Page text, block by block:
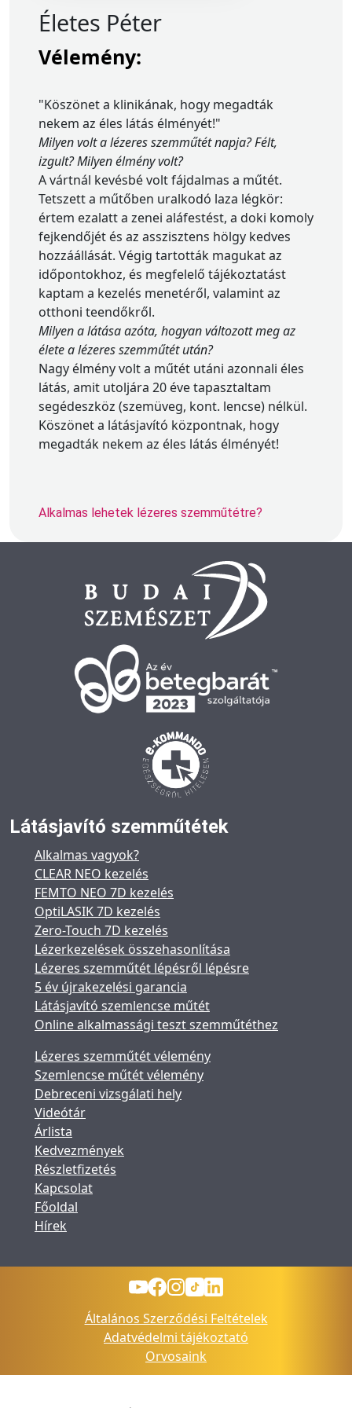
Életes Péter
Vélemény:
"Köszönet a klinikának, hogy megadták
nekem az éles látás élményét!"
Milyen volt a lézeres szemműtét napja? Félt,
izgult? Milyen élmény volt?
A vártnál kevésbé volt fájdalmas a műtét.
Tetszett a műtőben uralkodó laza légkör:
értem ezalatt a zenei aláfestést, a doki komoly
fejkendőjét és az asszisztens hölgy kedves
hozzáállását. Végig tartották magukat az
időpontokhoz, és megfelelő tájékoztatást
kaptam a kezelés menetéről, valamint az
otthoni teendőkről.
Milyen a látása azóta, hogyan változott meg az
élete a lézeres szemműtét után?
Nagy élmény volt a műtét utáni azonnali éles
látás, amit utoljára 20 éve tapasztaltam
segédeszköz (szemüveg, kont. lencse) nélkül.
Köszönet a látásjavító központnak, hogy
megadták nekem az éles látás élményét!
Alkalmas lehetek lézeres szemműtétre?
Látásjavító szemműtétek
Alkalmas vagyok?
CLEAR NEO kezelés
FEMTO NEO 7D kezelés
OptiLASIK 7D kezelés
Zero-Touch 7D kezelés
Lézerkezelések összehasonlítása
Lézeres szemműtét lépésről lépésre
5 év újrakezelési garancia
Látásjavító szemlencse műtét
Online alkalmassági teszt szemműtéthez
Lézeres szemműtét vélemény
Szemlencse műtét vélemény
Debreceni vizsgálati hely
Videótár
Árlista
Kedvezmények
Részletfizetés
Kapcsolat
Főoldal
Hírek
Általános Szerződési Feltételek
Adatvédelmi tájékoztató
Orvosaink